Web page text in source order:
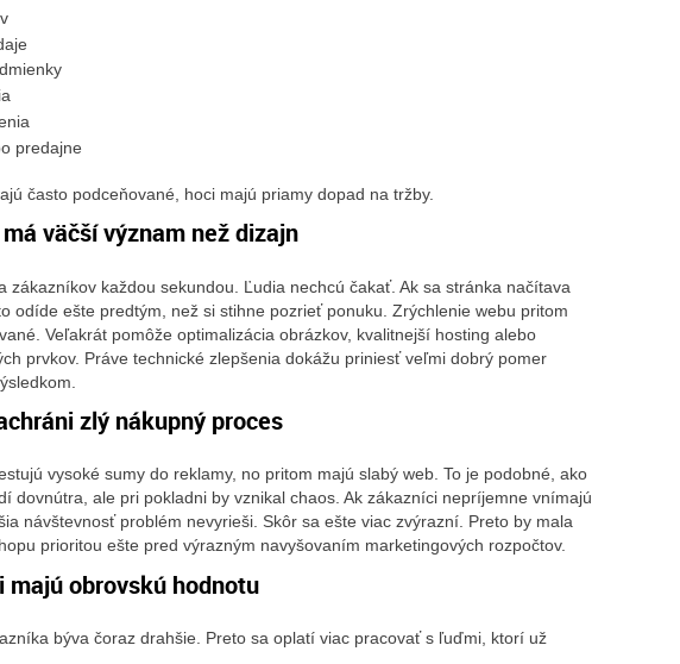
predajne
často podceňované, hoci majú priamy dopad na tržby.
väčší význam než dizajn
zákazníkov každou sekundou. Ľudia nechcú čakať. Ak sa stránka načítava
odíde ešte predtým, než si stihne pozrieť ponuku. Zrýchlenie webu pritom
Veľakrát pomôže optimalizácia obrázkov, kvalitnejší hosting alebo
prvkov. Práve technické zlepšenia dokážu priniesť veľmi dobrý pomer
zlý nákupný proces
vysoké sumy do reklamy, no pritom majú slabý web. To je podobné, ako
dovnútra, ale pri pokladni by vznikal chaos. Ak zákazníci nepríjemne vnímajú
návštevnosť problém nevyrieši. Skôr sa ešte viac zvýrazní. Preto by mala
prioritou ešte pred výrazným navyšovaním marketingových rozpočtov.
majú obrovskú hodnotu
býva čoraz drahšie. Preto sa oplatí viac pracovať s ľuďmi, ktorí už